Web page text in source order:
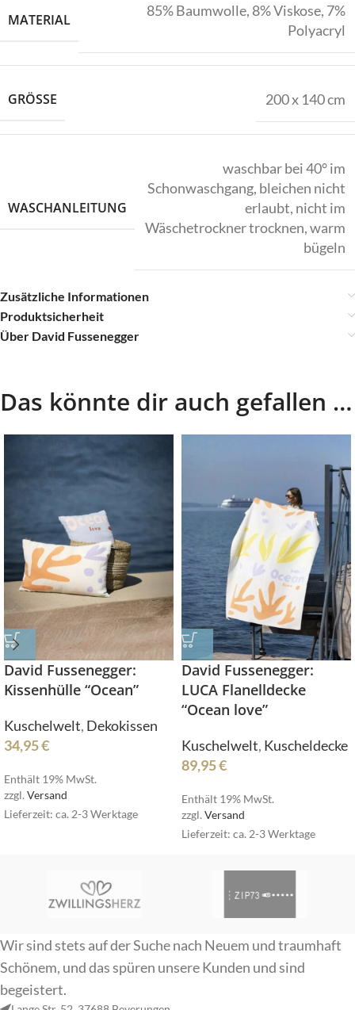
MATERIAL
85% Baumwolle, 8% Viskose, 7%
Polyacryl
GRÖSSE 200 x 140 cm
WASCHANLEITUNG
waschbar bei 40° im
Schonwaschgang, bleichen nicht
erlaubt, nicht im
Wäschetrockner trocknen, warm
bügeln
Zusätzliche Informationen
Produktsicherheit
Über David Fussenegger
Das könnte dir auch gefallen …
David Fussenegger:
Kissenhülle “Ocean”
Kuschelwelt, Dekokissen
34,95€
Enthält 19% MwSt.
zzgl. Versand
Lieferzeit: ca. 2-3 Werktage
David Fussenegger:
LUCA Flanelldecke
“Ocean love”
Kuschelwelt, Kuscheldecke
89,95€
Enthält 19% MwSt.
zzgl. Versand
Lieferzeit: ca. 2-3 Werktage
Wir sind stets auf der Suche nach Neuem und traumhaft
Schönem, und das spüren unsere Kunden und sind
begeistert.